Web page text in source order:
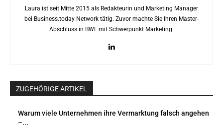
Laura ist seit Mitte 2015 als Redakteurin und Marketing Manager
bei Business.today Network tätig. Zuvor machte Sie Ihren Master-
Abschluss in BWL mit Schwerpunkt Marketing.
ZUGEHÖRIGE ARTIKEL
Warum viele Unternehmen ihre Vermarktung falsch angehen
–...